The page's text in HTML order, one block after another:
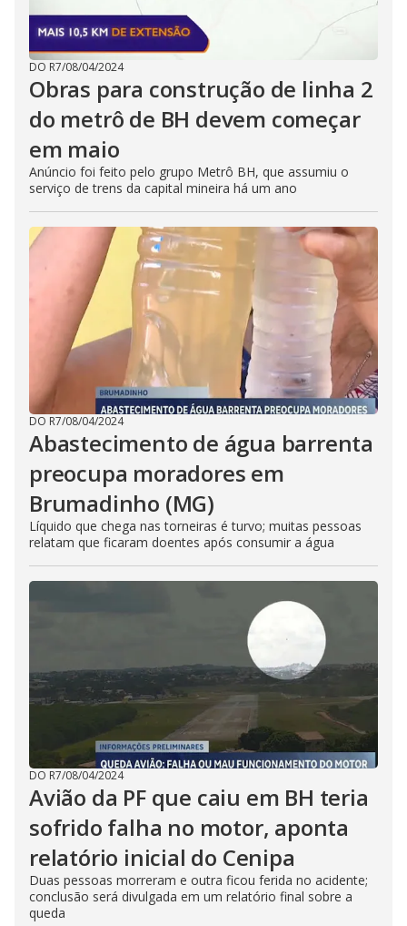
DO R7/08/04/2024
Obras para construção de linha 2
do metrô de BH devem começar
em maio
Anúncio foi feito pelo grupo Metrô BH, que assumiu o
serviço de trens da capital mineira há um ano
DO R7/08/04/2024
Abastecimento de água barrenta
preocupa moradores em
Brumadinho (MG)
Líquido que chega nas torneiras é turvo; muitas pessoas
relatam que ficaram doentes após consumir a água
DO R7/08/04/2024
Avião da PF que caiu em BH teria
sofrido falha no motor, aponta
relatório inicial do Cenipa
Duas pessoas morreram e outra ficou ferida no acidente;
conclusão será divulgada em um relatório final sobre a
queda